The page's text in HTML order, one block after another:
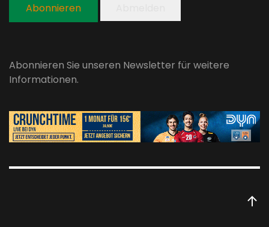
Abonnieren
Abonnieren Sie unseren Newsletter für weitere
Informationen.